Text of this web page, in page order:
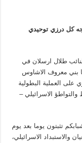
كل درزي توحيدي
طلال ارسلان في
بني معروف الاشاوس
العملية البطولية
الاسرائيلي –
تثبتون يوما بعد يوم
والاستبداد الاسرائيلي،